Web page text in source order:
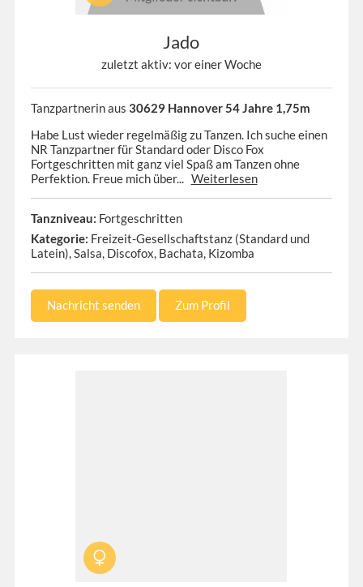
Jado
zuletzt aktiv: vor einer Woche
Tanzpartnerin aus 30629 Hannover 54 Jahre 1,75m
Habe Lust wieder regelmäßig zu Tanzen. Ich suche einen
NR Tanzpartner für Standard oder Disco Fox
Fortgeschritten mit ganz viel Spaß am Tanzen ohne
Perfektion. Freue mich über... Weiterlesen
Tanzniveau: Fortgeschritten
Kategorie: Freizeit-Gesellschaftstanz (Standard und
Latein), Salsa, Discofox, Bachata, Kizomba
Nachricht senden Zum Profil